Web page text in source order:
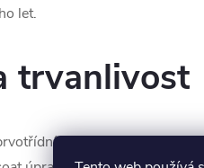
let.
trvanlivost
stříbra a jeho